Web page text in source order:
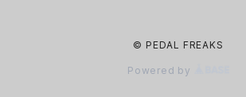
© PEDAL FREAKS
Powered by